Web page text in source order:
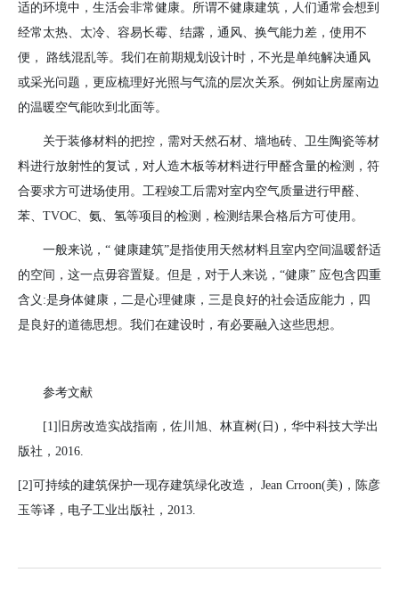
适的环境中，生活会非常健康。所谓不健康建筑，人们通常会想到
经常太热、太冷、容易长霉、结露，通风、换气能力差，使用不
便， 路线混乱等。我们在前期规划设计时，不光是单纯解决通风
或采光问题，更应梳理好光照与气流的层次关系。例如让房屋南边
的温暖空气能吹到北面等。
关于装修材料的把控，需对天然石材、墙地砖、卫生陶瓷等材
料进行放射性的复试，对人造木板等材料进行甲醛含量的检测，符
合要求方可进场使用。工程竣工后需对室内空气质量进行甲醛、
苯、 TVOC、氨、氢等项目的检测，检测结果合格后方可使用。
一般来说，“ 健康建筑”是指使用天然材料且室内空间温暖舒适
的空间，这一点毋容置疑。但是，对于人来说，“健康” 应包含四重
含义 :是身体健康，二是心理健康，三是良好的社会适应能力，四
是良好的道德思想。我们在建设时，有必要融入这些思想。
参考文献
[1]旧房改造实战指南，佐川旭、林直树( 日 ) ，华中科技大学出
版社， 2016.
[2]可持续的建筑保护一现存建筑绿化改造， Jean Crroon(美) ，陈彦
玉等译，电子工业出版社， 2013.